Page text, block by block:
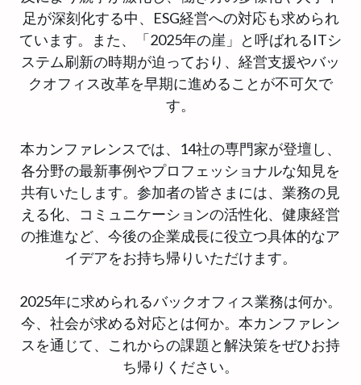
足が深刻化する中、ESG経営への対応も求められ
ています。また、「2025年の崖」と呼ばれるITシ
ステム刷新の時期が迫っており、経営支援やバッ
クオフィス改革を早期に進めることが不可欠で
す。
本カンファレンスでは、14社の専門家が登壇し、
各分野の最新事例やプロフェッショナルな知見を
共有いたします。参加者の皆さまには、業務の見
える化、コミュニケーションの活性化、健康経営
の推進など、今後の企業成長に役立つ具体的なア
イデアをお持ち帰りいただけます。
2025年に求められるバックオフィス業務は何か。
今、社会が求める対応とは何か。本カンファレン
スを通じて、これからの課題と解決策をぜひお持
ち帰りください。